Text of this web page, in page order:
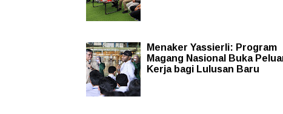
Menaker Yassierli: Program
Magang Nasional Buka
Kerja bagi Lulusan Baru